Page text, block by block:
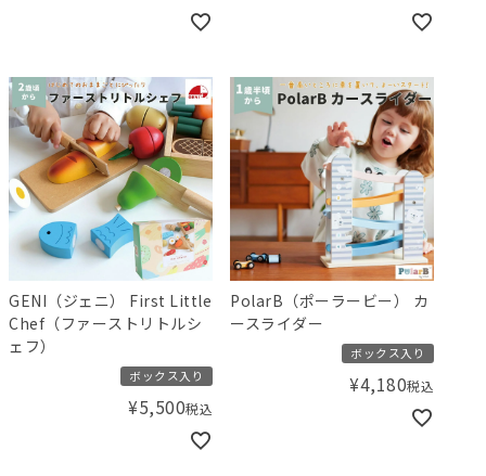
GENI（ジェニ） First Little
Chef（ファーストリトルシ
ェフ）
ボックス入り
¥5,500税込
PolarB（ポーラービー） カ
ースライダー
ボックス入り
¥4,180税込